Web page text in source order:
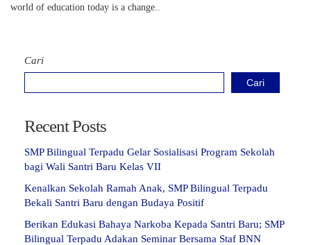
world of education today is a change..
Cari
Cari
Recent Posts
SMP Bilingual Terpadu Gelar Sosialisasi Program Sekolah
bagi Wali Santri Baru Kelas VII
Kenalkan Sekolah Ramah Anak, SMP Bilingual Terpadu
Bekali Santri Baru dengan Budaya Positif
Berikan Edukasi Bahaya Narkoba Kepada Santri Baru; SMP
Bilingual Terpadu Adakan Seminar Bersama Staf BNN